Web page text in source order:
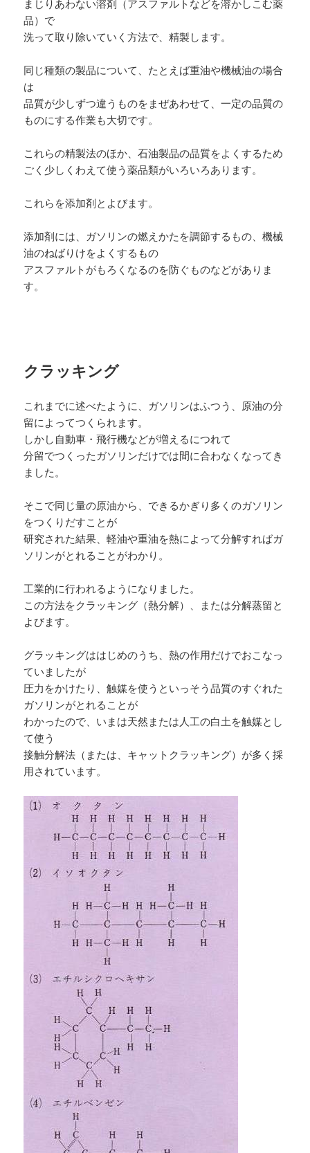
まじりあわない溶剤（アスファルトなどを溶かしこむ薬
品）で
洗って取り除いていく方法で、精製します。
同じ種類の製品について、たとえば重油や機械油の場合
は
品質が少しずつ違うものをまぜあわせて、一定の品質の
ものにする作業も大切です。
これらの精製法のほか、石油製品の品質をよくするため
ごく少しくわえて使う薬品類がいろいろあります。
これらを添加剤とよびます。
添加剤には、ガソリンの燃えかたを調節するもの、機械
油のねばりけをよくするもの
アスファルトがもろくなるのを防ぐものなどがありま
す。
クラッキング
これまでに述べたように、ガソリンはふつう、原油の分
留によってつくられます。
しかし自動車・飛行機などが増えるにつれて
分留でつくったガソリンだけでは間に合わなくなってき
ました。
そこで同じ量の原油から、できるかぎり多くのガソリン
をつくりだすことが
研究された結果、軽油や重油を熱によって分解すればガ
ソリンがとれることがわかり。
工業的に行われるようになりました。
この方法をクラッキング（熱分解）、または分解蒸留と
よびます。
グラッキングははじめのうち、熱の作用だけでおこなっ
ていましたが
圧力をかけたり、触媒を使うといっそう品質のすぐれた
ガソリンがとれることが
わかったので、いまは天然または人工の白土を触媒とし
て使う
接触分解法（または、キャットクラッキング）が多く採
用されています。